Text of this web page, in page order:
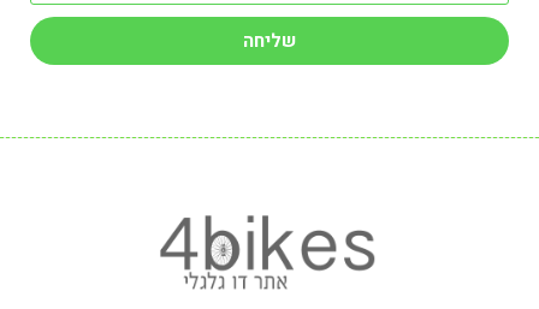
שליחה